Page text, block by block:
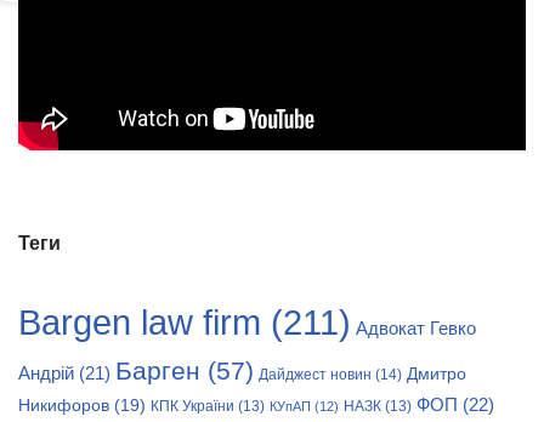
Теги
Bargen law firm (211) Адвокат Гевко
Андрій (21) Барген (57) Дайджест новин (14) Дмитро
Никифоров (19) КПК України (13) КУпАП (12) НАЗК (13) ФОП (22)